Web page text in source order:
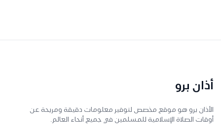
أذان برو
الأذان برو هو موقع مخصص لتوفير معلومات دقيقة ومريحة عن
أوقات الصلاة الإسلامية للمسلمين في جميع أنحاء العالم.